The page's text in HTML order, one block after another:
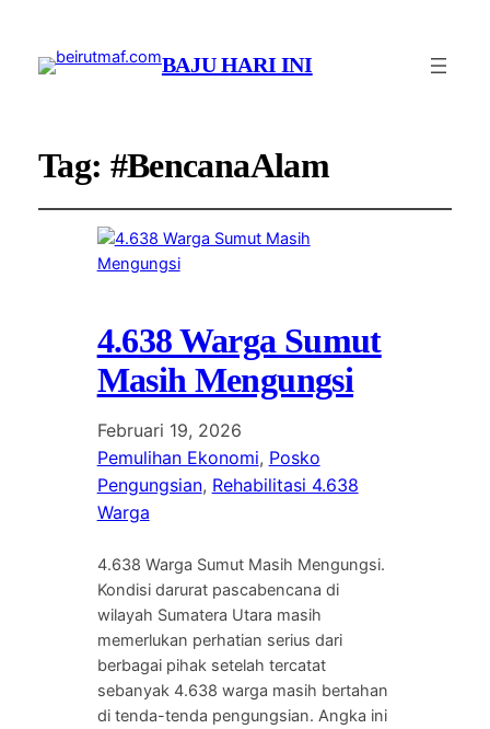
BAJU HARI INI
Tag: #BencanaAlam
4.638 Warga Sumut
Masih Mengungsi
Februari 19, 2026
Pemulihan Ekonomi, Posko
Pengungsian, Rehabilitasi 4.638
Warga
4.638 Warga Sumut Masih Mengungsi.
Kondisi darurat pascabencana di
wilayah Sumatera Utara masih
memerlukan perhatian serius dari
berbagai pihak setelah tercatat
sebanyak 4.638 warga masih bertahan
di tenda-tenda pengungsian. Angka ini